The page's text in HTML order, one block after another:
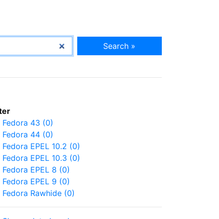
Search »
Fedora 43 (0)
Fedora 44 (0)
Fedora EPEL 10.2 (0)
Fedora EPEL 10.3 (0)
Fedora EPEL 8 (0)
Fedora EPEL 9 (0)
Fedora Rawhide (0)